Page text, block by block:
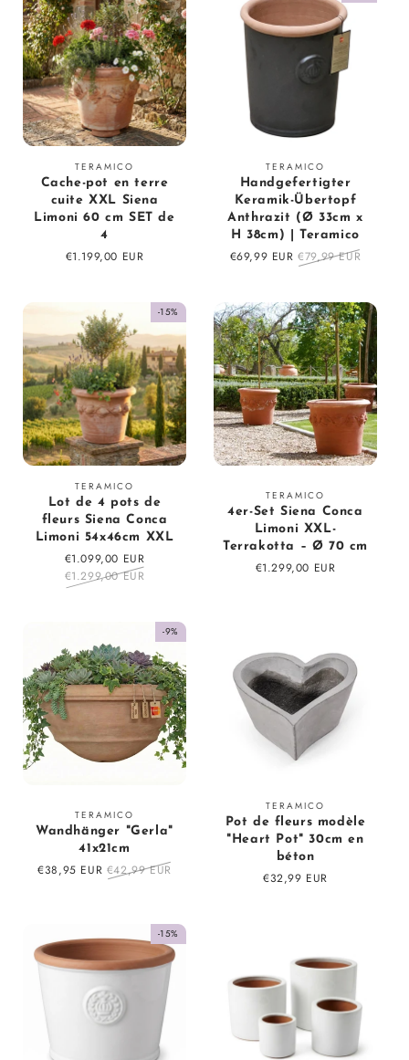
Fournisseur
:
TERAMICO
Cache-pot en terre
cuite XXL Siena
Limoni 60 cm SET de
4
Prix
€1.199,00 EUR
Fournisseur
:
TERAMICO
Handgefertigter
Keramik-Übertopf
Anthrazit (Ø 33cm x
H 38cm) | Teramico
Prix
€69,99 EUR Prix
€79,99 EUR
-15%
Fournisseur
:
TERAMICO
Lot de 4 pots de
fleurs Siena Conca
Limoni 54x46cm XXL
Prix
en
solde
€1.099,00 EUR
€1.299,00 EUR
Fournisseur
:
TERAMICO
4er-Set Siena Conca
Limoni XXL-
Terrakotta – Ø 70 cm
Prix
€1.299,00 EUR
-9%
Fournisseur
:
TERAMICO
Wandhänger "Gerla"
41x21cm
Prix
€38,95 EUR Prix
€42,99 EUR
Fournisseur
:
TERAMICO
Pot de fleurs modèle
"Heart Pot" 30cm en
béton
Prix
€32,99 EUR
-15%